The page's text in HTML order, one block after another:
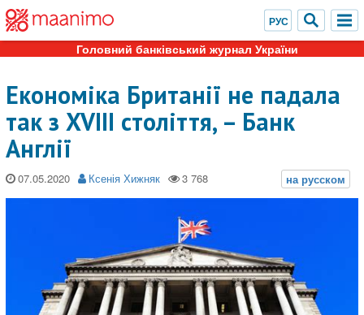
Головний банківський журнал України
Економіка Британії не падала
так з XVIII століття, – Банк
Англії
07.05.2020 Ксенія Хижняк